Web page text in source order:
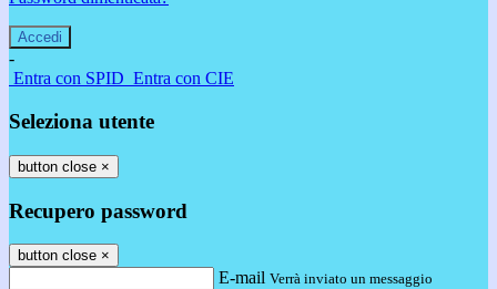
-
Entra con SPID Entra con CIE
Seleziona utente
button close ×
Recupero password
button close ×
E-mail Verrà inviato un messaggio